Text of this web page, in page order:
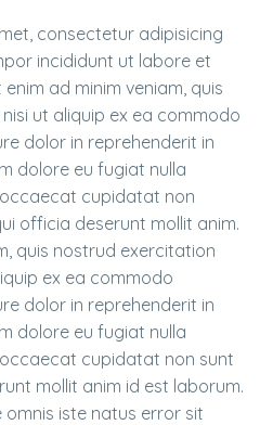
consectetur adipisicing
incididunt ut labore et
ad minim veniam, quis
ut aliquip ex ea commodo
dolor in reprehenderit in
dolore eu fugiat nulla
cupidatat non
officia deserunt mollit anim.
quis nostrud exercitation
ex ea commodo
dolor in reprehenderit in
dolore eu fugiat nulla
cupidatat non sunt
mollit anim id est laborum.
iste natus error sit